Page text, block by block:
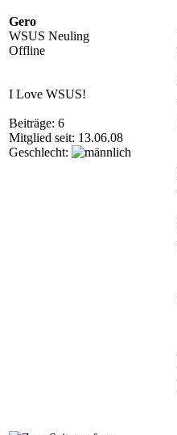
Gero
WSUS Neuling
Offline
I Love WSUS!
Beiträge: 6
Mitglied seit: 13.06.08
Geschlecht: